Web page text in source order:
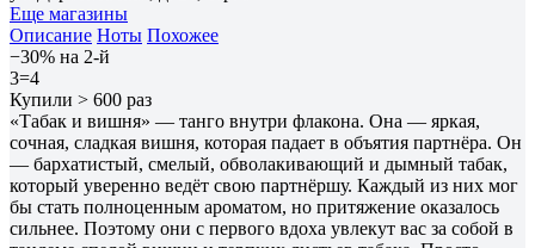
Еще магазины
Описание Ноты Похожее
−30% на 2-й
3=4
Купили > 600 раз
«Табак и вишня» — танго внутри флакона. Она — яркая,
сочная, сладкая вишня, которая падает в объятия партнёра. Он
— бархатистый, смелый, обволакивающий и дымный табак,
который уверенно ведёт свою партнёршу. Каждый из них мог
бы стать полноценным ароматом, но притяжение оказалось
сильнее. Поэтому они с первого вдоха увлекут вас за собой в